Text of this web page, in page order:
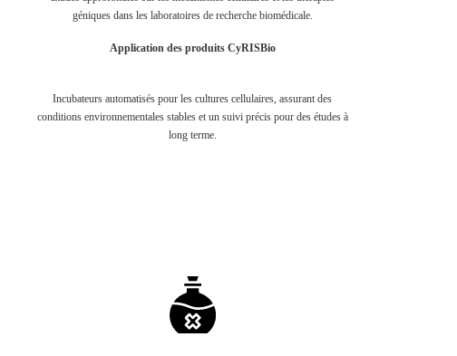
géniques dans les laboratoires de recherche biomédicale.
Application des produits CyRISBio
Incubateurs automatisés pour les cultures cellulaires, assurant des
conditions environnementales stables et un suivi précis pour des études à
long terme.